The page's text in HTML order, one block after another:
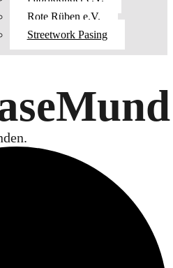
Rote Rüben e.V.
Streetwork Pasing